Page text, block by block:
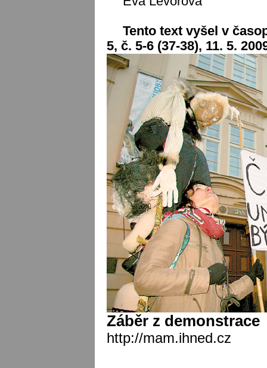
Tento text vyšel v
5, č. 5-6 (37-38), 11. 5.
Záběr z demonstrace
http://mam.ihned.cz